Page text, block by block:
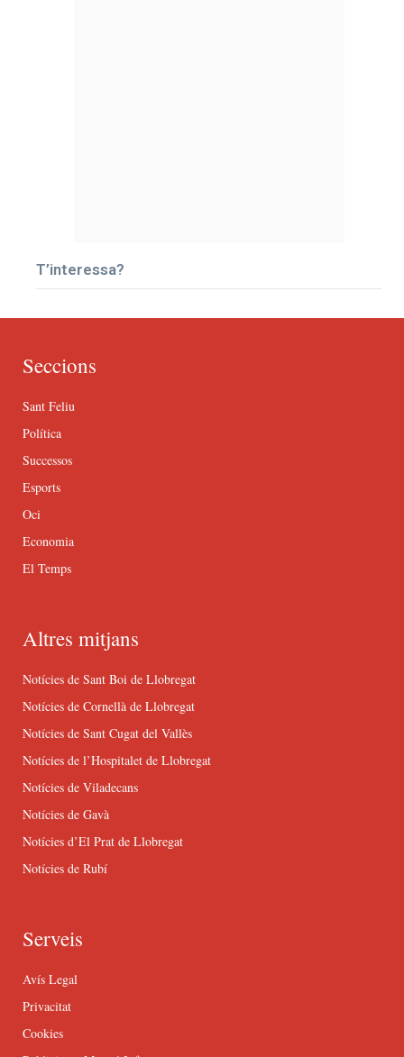
T’interessa?
Seccions
Sant Feliu
Política
Successos
Esports
Oci
Economia
El Temps
Altres mitjans
Notícies de Sant Boi de Llobregat
Notícies de Cornellà de Llobregat
Notícies de Sant Cugat del Vallès
Notícies de l’Hospitalet de Llobregat
Notícies de Viladecans
Notícies de Gavà
Notícies d’El Prat de Llobregat
Notícies de Rubí
Serveis
Avís Legal
Privacitat
Cookies